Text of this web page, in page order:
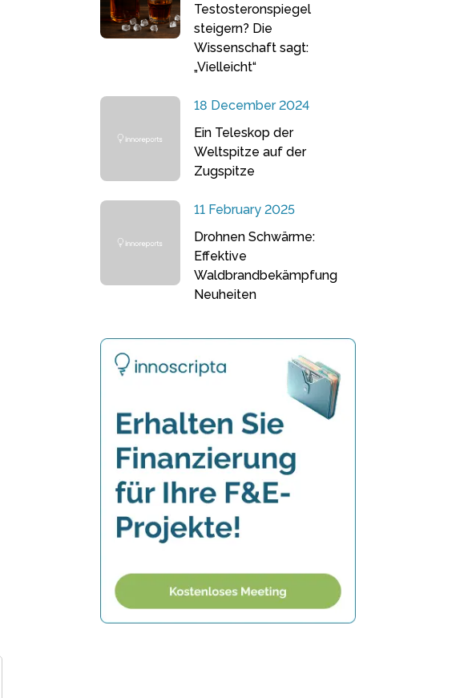
Testosteronspiegel
steigern? Die
Wissenschaft sagt:
„Vielleicht“
18 December 2024
Ein Teleskop der
Weltspitze auf der
Zugspitze
11 February 2025
Drohnen Schwärme:
Effektive
Waldbrandbekämpfung
Neuheiten